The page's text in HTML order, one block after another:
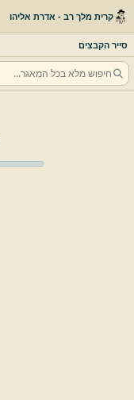
קרית מלך רב - אדרת אליהו
סייר הקבצים